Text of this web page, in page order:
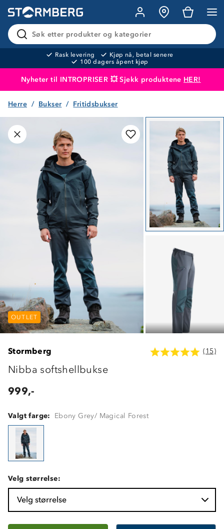
Søk etter produkter og kategorier
Rask levering
Kjøp nå, betal senere
100 dagers åpent kjøp
Nyheter til INTROPRISER 💥 Sjekk produktene HER!
Produktet er lagt i handlekurven
Herre Bukser Fritidsbukser
OUTLET OUTLET
OUTLET
Stormberg (15)
Nibba softshellbukse
999,-
Valgt farge: Ebony Grey/ Magical Forest
Velg størrelse:
Velg størrelse